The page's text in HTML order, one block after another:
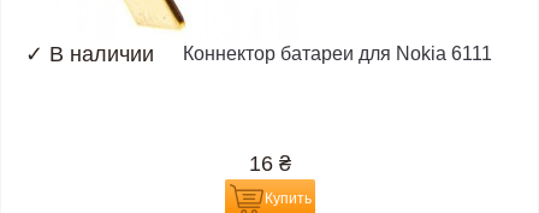
✓ В наличии Коннектор батареи для Nokia 6111
16 ₴
Купить